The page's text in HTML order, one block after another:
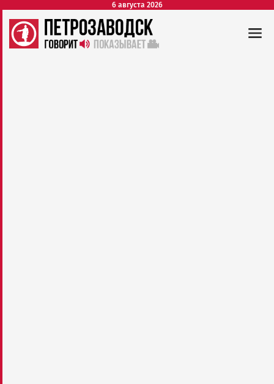
6 августа 2026